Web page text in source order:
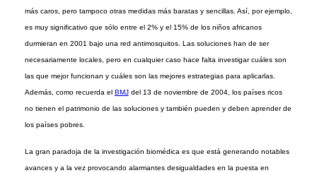
más caros, pero tampoco otras medidas más baratas y sencillas. Así, por ejemplo,
es muy significativo que sólo entre el 2% y el 15% de los niños africanos
durmieran en 2001 bajo una red antimosquitos. Las soluciones han de ser
necesariamente locales, pero en cualquier caso hace falta investigar cuáles son
las que mejor funcionan y cuáles son las mejores estrategias para aplicarlas.
Además, como recuerda el BMJdel 13 de noviembre de 2004, los países ricos
no tienen el patrimonio de las soluciones y también pueden y deben aprender de
los países pobres.
La gran paradoja de la investigación biomédica es que está generando notables
avances y a la vez provocando alarmantes desigualdades en la puesta en